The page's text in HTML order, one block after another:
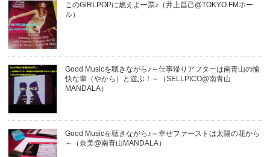
このGiRLPOPに燃えよ一票♪（井上昌己@TOKYO FMホー
ル）
Good Musicを聴きながら♪～仕事帰りアフターは南青山の愉
快な輩（やから）と遊ぶ！～（SELLPICO@南青山
MANDALA）
Good Musicを聴きながら♪～幸せファーストは太陽の花から
～（奈美@南青山MANDALA）